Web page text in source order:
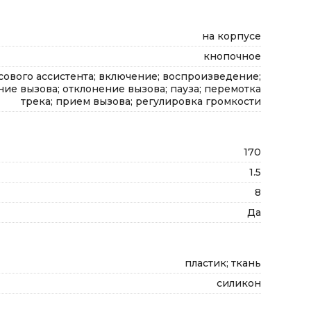
на корпусе
кнопочное
ассистента; включение; воспроизведение;
вызова; отклонение вызова; пауза; перемотка
трека; прием вызова; регулировка громкости
170
1.5
8
Да
пластик; ткань
силикон